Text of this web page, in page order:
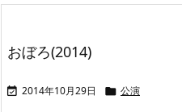
おぼろ(2014)
 2014年10月29日  公演